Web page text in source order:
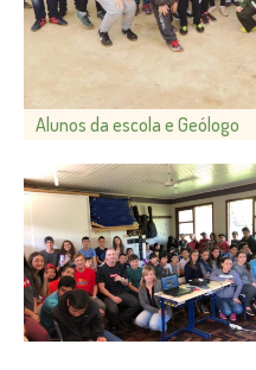
Alunos da escola e Geólogo